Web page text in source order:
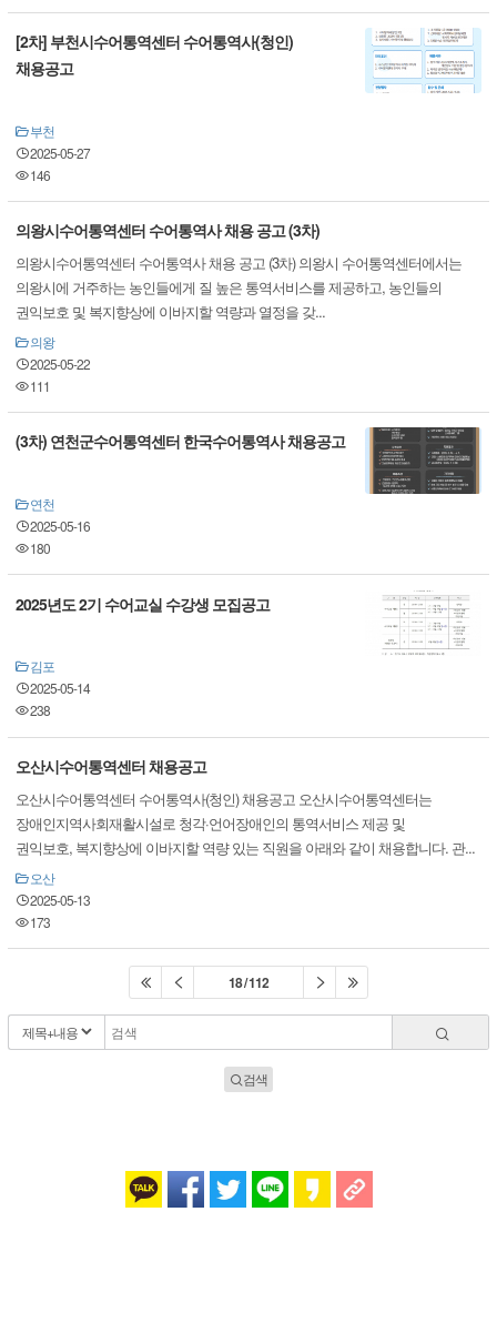
[2차] 부천시수어통역센터 수어통역사(청인)
채용공고
부천
2025-05-27
146
의왕시수어통역센터 수어통역사 채용 공고 (3차)
의왕시수어통역센터 수어통역사 채용 공고 (3차) 의왕시 수어통역센터에서는
의왕시에 거주하는 농인들에게 질 높은 통역서비스를 제공하고, 농인들의
권익보호 및 복지향상에 이바지할 역량과 열정을 갖...
의왕
2025-05-22
111
(3차) 연천군수어통역센터 한국수어통역사 채용공고
연천
2025-05-16
180
2025년도 2기 수어교실 수강생 모집공고
김포
2025-05-14
238
오산시수어통역센터 채용공고
오산시수어통역센터 수어통역사(청인) 채용공고 오산시수어통역센터는
장애인지역사회재활시설로 청각·언어장애인의 통역서비스 제공 및
권익보호, 복지향상에 이바지할 역량 있는 직원을 아래와 같이 채용합니다. 관...
오산
2025-05-13
173
18 / 112
검색